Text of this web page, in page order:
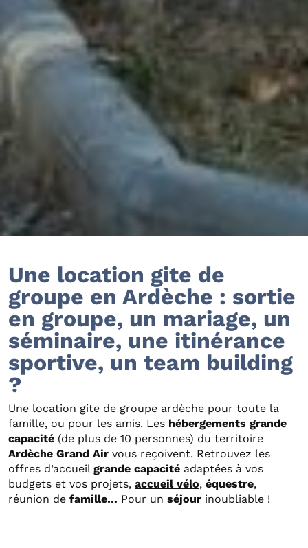
Une location gite de
groupe en Ardèche : sortie
en groupe, un mariage, un
séminaire, une itinérance
sportive, un team building
?
Une location gite de groupe ardèche pour toute la
famille, ou pour les amis. Les hébergements grande
capacité (de plus de 10 personnes) du territoire
Ardèche Grand Air vous reçoivent. Retrouvez les
offres d’accueil grande capacité adaptées à vos
budgets et vos projets, accueil vélo, équestre,
réunion de famille… Pour un séjour inoubliable !